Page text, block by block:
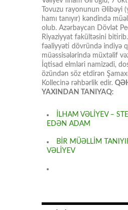
Tovuzu rayonunun Əlibəyi
hamı tanıyır) kəndində
olub. Azərbaycan Dövlət
Riyaziyyat fakültəsini bitirib.
fəaliyyəti dövründə indiyə
müəssisələrində müxtəlif
İqtisad elmləri namizədi,
özündən söz etdirən
Kollecinə rəhbərlik edir.
YAXINDAN TANIYAQ:
İLHAM VƏLİYEV –
EDƏN ADAM
BİR MÜƏLLİM
VƏLİYEV